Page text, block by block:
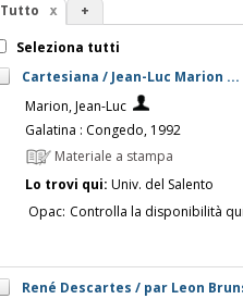
Tutto +
Seleziona tutti
Cartesiana / Jean-Luc Marion
Marion, Jean-Luc
Galatina : Congedo, 1992
Materiale a stampa
Lo trovi qui: Univ. del Salento
Opac: Controlla la disponibilità
René Descartes / par Leon